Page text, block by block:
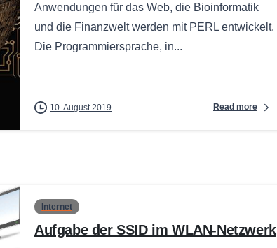
Anwendungen für das Web, die Bioinformatik
und die Finanzwelt werden mit PERL entwickelt.
Die Programmiersprache, in...
10. August 2019 Read more
Internet
Aufgabe der SSID im WLAN-Netzwerk